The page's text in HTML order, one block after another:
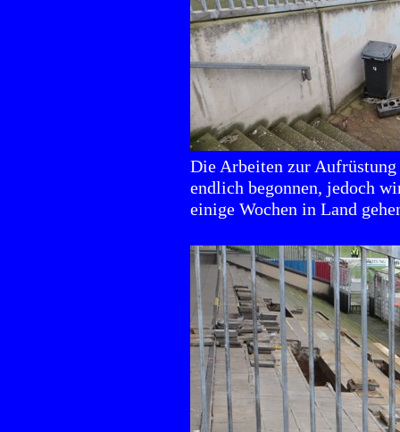
Die Arbeiten zur
endlich begonnen, jedoch
einige Wochen in Land